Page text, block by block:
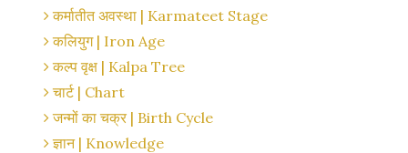
कर्मातीत अवस्था | Karmateet Stage
कलियुग | Iron Age
कल्प वृक्ष | Kalpa Tree
चार्ट | Chart
जन्मों का चक्र | Birth Cycle
ज्ञान | Knowledge